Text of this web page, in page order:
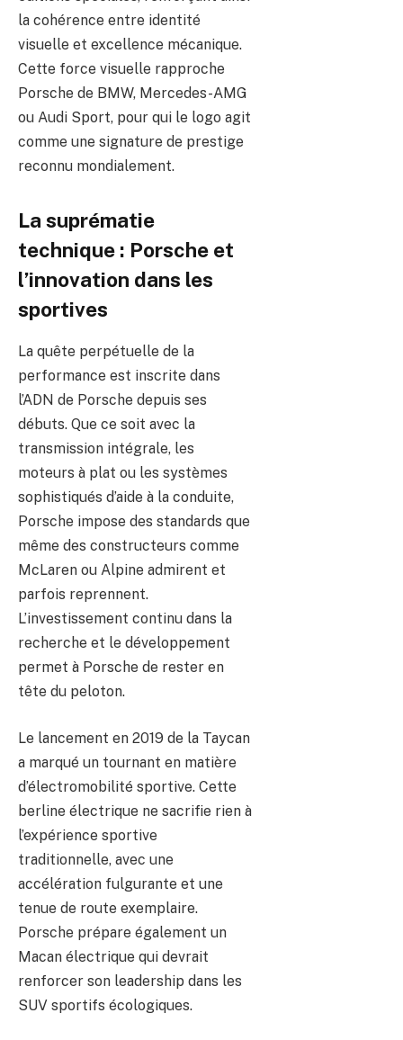
la cohérence entre identité
visuelle et excellence mécanique.
Cette force visuelle rapproche
Porsche de BMW, Mercedes-AMG
ou Audi Sport, pour qui le logo agit
comme une signature de prestige
reconnu mondialement.
La suprématie
technique : Porsche et
l’innovation dans les
sportives
La quête perpétuelle de la
performance est inscrite dans
l’ADN de Porsche depuis ses
débuts. Que ce soit avec la
transmission intégrale, les
moteurs à plat ou les systèmes
sophistiqués d’aide à la conduite,
Porsche impose des standards que
même des constructeurs comme
McLaren ou Alpine admirent et
parfois reprennent.
L’investissement continu dans la
recherche et le développement
permet à Porsche de rester en
tête du peloton.
Le lancement en 2019 de la Taycan
a marqué un tournant en matière
d’électromobilité sportive. Cette
berline électrique ne sacrifie rien à
l’expérience sportive
traditionnelle, avec une
accélération fulgurante et une
tenue de route exemplaire.
Porsche prépare également un
Macan électrique qui devrait
renforcer son leadership dans les
SUV sportifs écologiques.